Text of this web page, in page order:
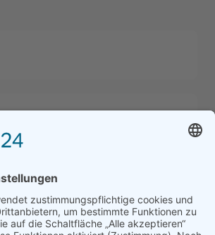
Comments are closed